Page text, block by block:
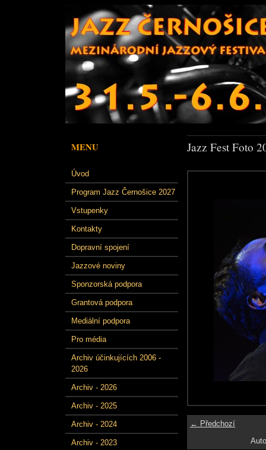
MENU
Úvod
Program Jazz Černošice 2027
Vstupenky
Kontakty
Dopravní spojení
Jazzové noviny
Sponzorská podpora
Grantová podpora
Mediální podpora
Pro média
Archiv účinkujících 2006 -
2026
Archiv - 2026
Archiv - 2025
Archiv - 2024
Archiv - 2023
Jazz Fest Foto
← Předchozí